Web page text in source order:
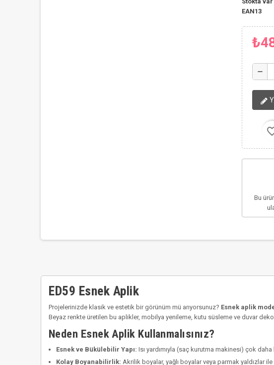
EAN13
remove
Bu
ED59 Esnek Aplik
Projelerinizde klasik ve estetik bir görünüm mü arıyorsunuz? Esnek aplik
Beyaz renkte üretilen bu aplikler, mobilya yenileme, kutu süsleme ve duvar
Neden Esnek Aplik Kullanmalısınız?
Esnek ve Bükülebilir Yapı: Isı yardımıyla (saç kurutma makinesi) çok
Kolay Boyanabilirlik: Akrilik boyalar, yağlı boyalar veya parmak yaldızlar